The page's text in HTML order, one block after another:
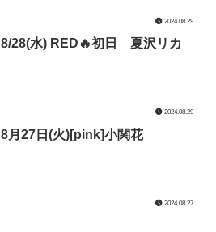
2024.08.29
8/28(水) RED🔥初日 夏沢リカ
2024.08.29
8月27日(火)[pink]小関花
2024.08.27